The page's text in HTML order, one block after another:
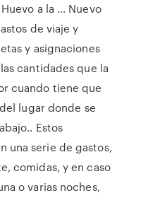
a la … Nuevo
de viaje y
y asignaciones
cantidades que la
cuando tiene que
lugar donde se
Estos
una serie de gastos,
comidas, y en caso
o varias noches,